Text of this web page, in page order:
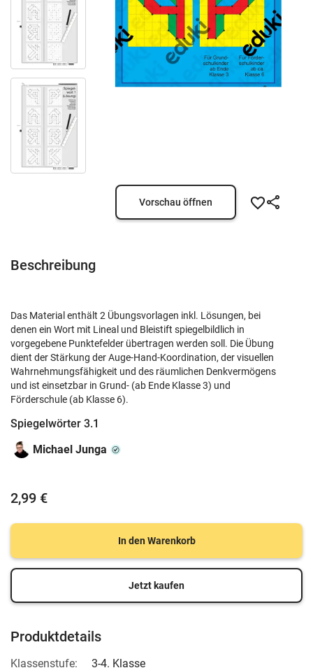
Vorschau öffnen
Beschreibung
Das Material enthält 2 Übungsvorlagen inkl. Lösungen, bei
denen ein Wort mit Lineal und Bleistift spiegelbildlich in
vorgegebene Punktefelder übertragen werden soll. Die Übung
dient der Stärkung der Auge-Hand-Koordination, der visuellen
Wahrnehmungsfähigkeit und des räumlichen Denkvermögens
und ist einsetzbar in Grund- (ab Ende Klasse 3) und
Förderschule (ab Klasse 6).
Spiegelwörter 3.1
Michael Junga
2,99 €
In den Warenkorb
Jetzt kaufen
Produktdetails
Klassenstufe:
3-4. Klasse